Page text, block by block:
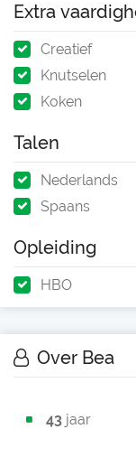
Extra
Creatief
Knutselen
Koken
Talen
Nederlands
Spaans
Opleiding
HBO
Over Bea
43 jaar